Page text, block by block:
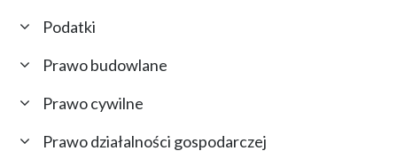
Podatki
Prawo budowlane
Prawo cywilne
Prawo działalności gospodarczej